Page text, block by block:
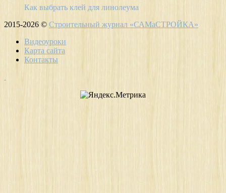
Как выбрать клей для линолеума
2015-2026 © Строительный журнал «САМаСТРОЙКА»
Видеоуроки
Карта сайта
Контакты